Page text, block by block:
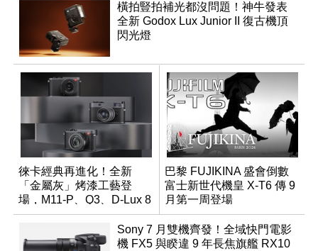
橫拍豎拍補光都沒問題！神牛發表
全新 Godox Lux Junior II 復古機頂
閃光燈
徠卡經典再進化！全新
「金屬灰」烤漆工藝登
場，M11-P、Q3、D-Lux 8
領銜換裝
巴黎 FUJIKINA 盛會倒數
富士新世代機皇 X-T6 傳 9
月第一周登場
Sony 7 月雙機齊發！全域快門電影
機 FX5 與睽違 9 年長焦旗艦 RX10